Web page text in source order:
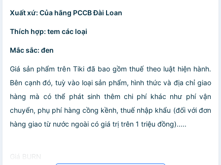
Xuất xứ: Của hãng PCCB Đài Loan
Thích hợp: tem các loại
Mắc sắc: đen
Giá sản phẩm trên Tiki đã bao gồm thuế theo luật hiện hành.
Bên cạnh đó, tuỳ vào loại sản phẩm, hình thức và địa chỉ giao
hàng mà có thể phát sinh thêm chi phí khác như phí vận
chuyển, phụ phí hàng cồng kềnh, thuế nhập khẩu (đối với đơn
hàng giao từ nước ngoài có giá trị trên 1 triệu đồng).....
Giá BURN